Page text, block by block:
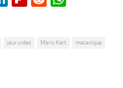
jeux video Mario Kart
mecanique